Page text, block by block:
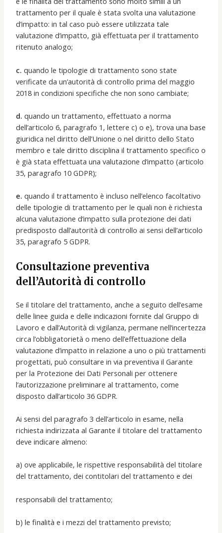
trattamento per il quale è stata svolta una valutazione
d’impatto: in tal caso può essere utilizzata tale
valutazione d’impatto, già effettuata per il trattamento
ritenuto analogo;
c. quando le tipologie di trattamento sono state
verificate da un’autorità di controllo prima del maggio
2018 in condizioni specifiche che non sono cambiate;
d. quando un trattamento, effettuato a norma
dell’articolo 6, paragrafo 1, lettere c) o e), trova una base
giuridica nel diritto dell’Unione o nel diritto dello Stato
membro e tale diritto disciplina il trattamento specifico o
è già stata effettuata una valutazione d’impatto (articolo
35, paragrafo 10 GDPR);
e. quando il trattamento è incluso nell’elenco facoltativo
delle tipologie di trattamento per le quali non è richiesta
alcuna valutazione d’impatto sulla protezione dei dati
predisposto dall’autorità di controllo ai sensi dell’articolo
35, paragrafo 5 GDPR.
Consultazione preventiva
dell’Autorità di controllo
Se il titolare del trattamento, anche a seguito dell’esame
delle linee guida e delle indicazioni fornite dal Gruppo di
Lavoro e dall’Autorità di vigilanza, permane nell’incertezza
circa l’obbligatorietà o meno dell’effettuazione della
valutazione d’impatto in relazione a uno o più trattamenti
progettati, può consultare in via preventiva il Garante
per la Protezione dei Dati Personali per ottenere
l’autorizzazione preliminare al trattamento, come
disposto dall’articolo 36 GDPR.
Ai sensi del paragrafo 3 dell’articolo in esame, nella
richiesta indirizzata al Garante il titolare del trattamento
deve indicare almeno:
a) ove applicabile, le rispettive responsabilità del titolare
del trattamento, dei contitolari del trattamento e dei
responsabili del trattamento;
b) le finalità e i mezzi del trattamento previsto;